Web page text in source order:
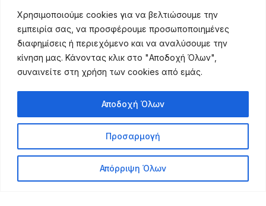
Χρησιμοποιούμε cookies για να βελτιώσουμε την
εμπειρία σας, να προσφέρουμε προσωποποιημένες
διαφημίσεις ή περιεχόμενο και να αναλύσουμε την
κίνηση μας. Κάνοντας κλικ στο "Αποδοχή Όλων",
συναινείτε στη χρήση των cookies από εμάς.
Προσαρμογή
Απόρριψη Όλων
Αποδοχή Όλων
Ρόδου 133, Αθήνα 10443
(+30) 211 725 5427
sales@lightingexpert.gr
Χρήσιμες Σελίδες
Προϊόντα
Τρόποι Αποστολής